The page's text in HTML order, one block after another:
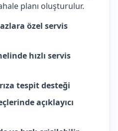
planı oluşturulur.
özel servis
hızlı servis
tespit desteği
açıklayıcı